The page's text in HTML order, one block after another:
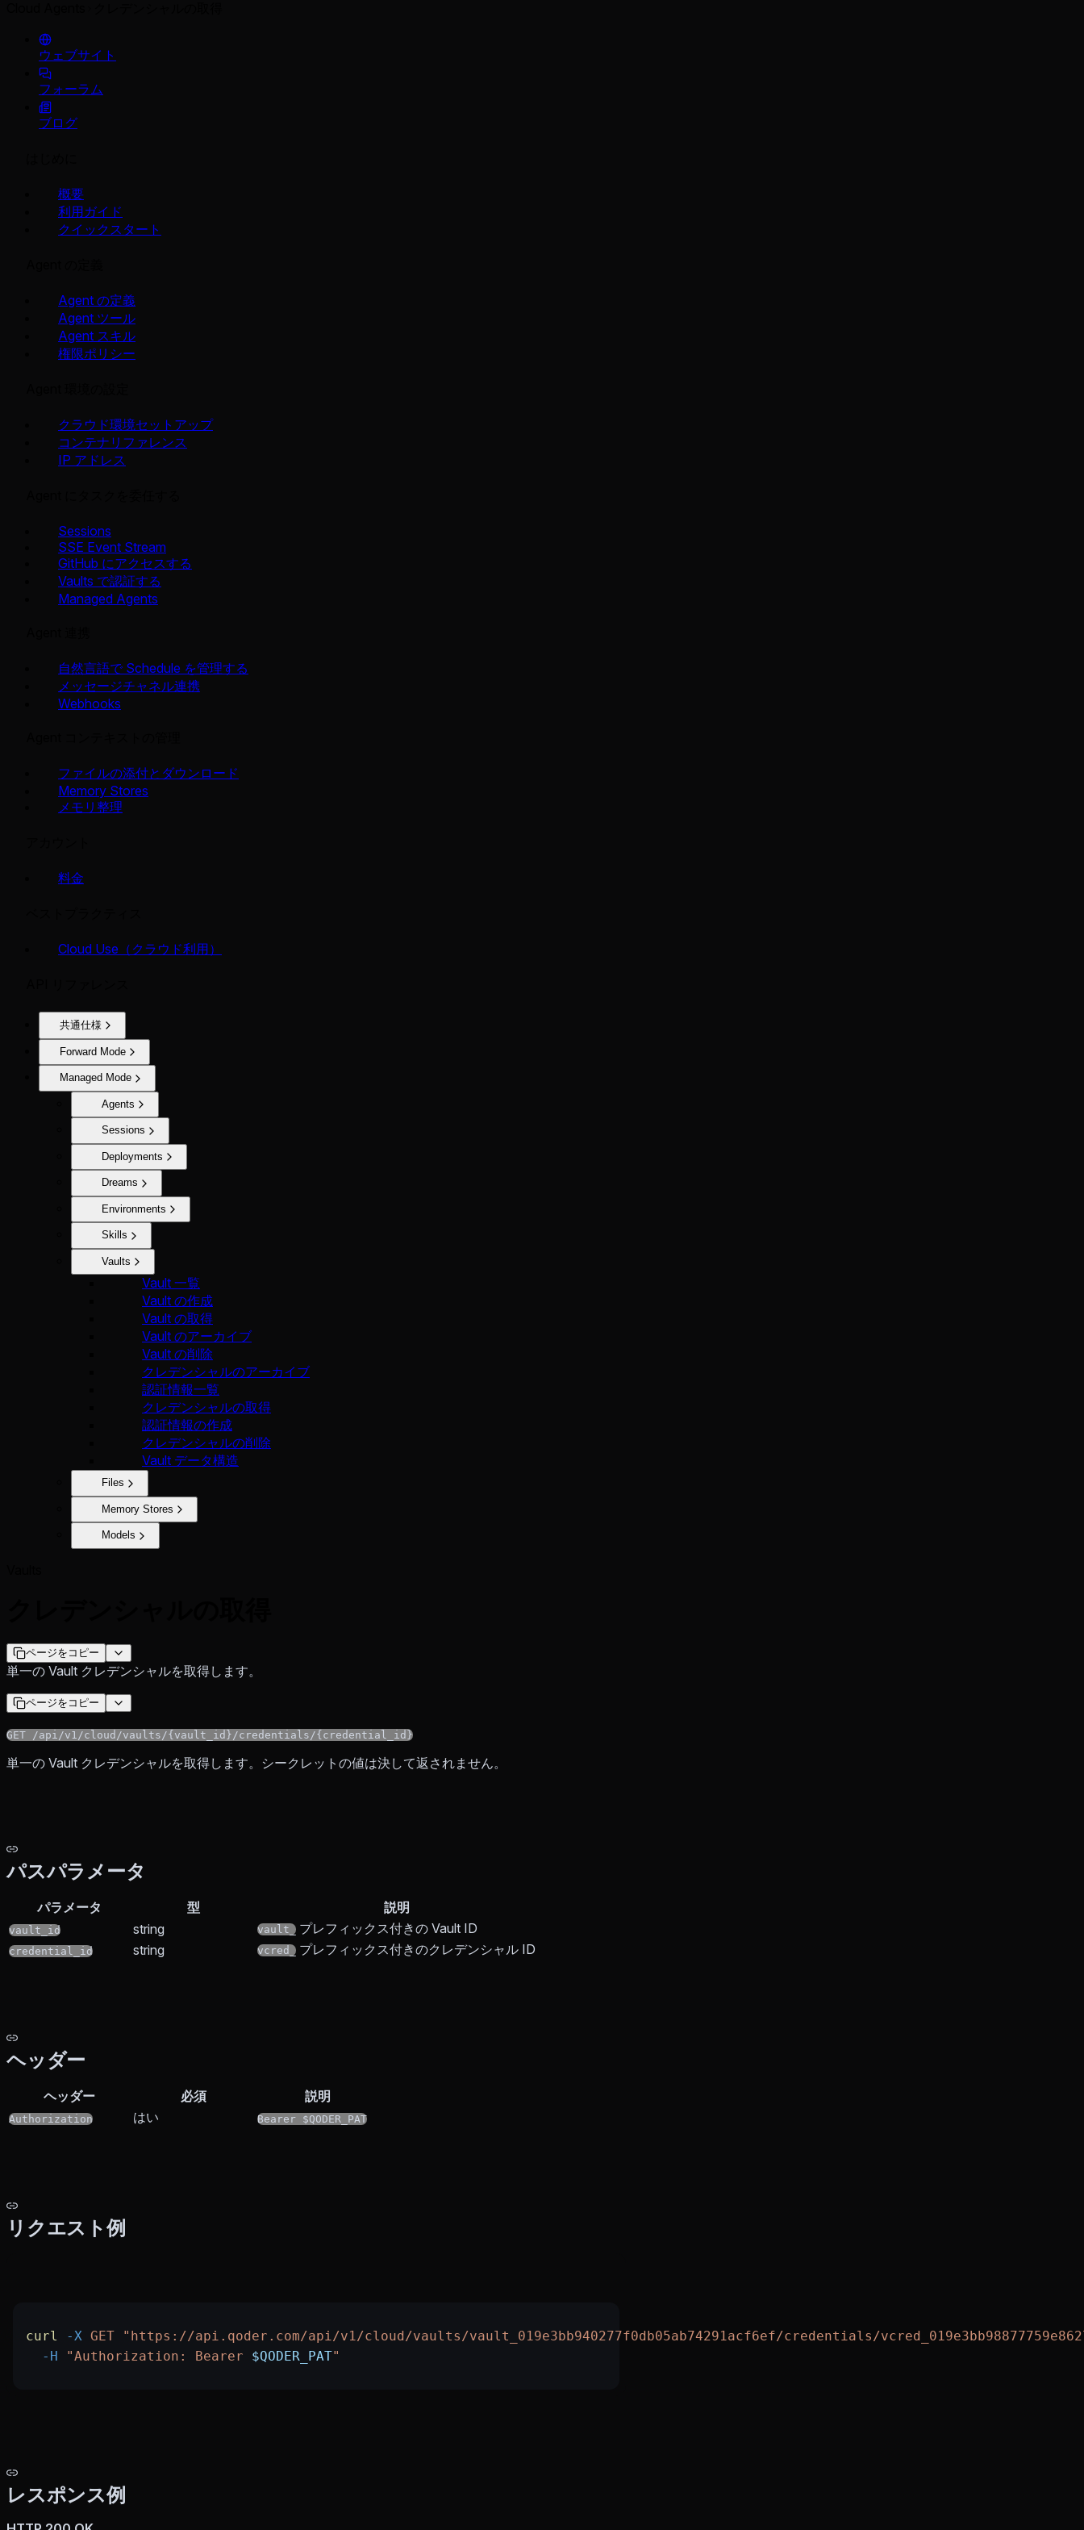
ウェブサイト
フォーラム
ブログ
概要
利用ガイド
クイックスタート
Agent の定義
Agent ツール
Agent スキル
権限ポリシー
クラウド環境セットアップ
コンテナリファレンス
IP アドレス
Sessions
SSE Event Stream
GitHub にアクセスする
Vaults で認証する
Managed Agents
自然言語で Schedule を管理する
メッセージチャネル連携
Webhooks
ファイルの添付とダウンロード
Memory Stores
メモリ整理
料金
Cloud Use（クラウド利用）
共通仕様
Forward Mode
Managed Mode
Agents
Sessions
Deployments
Dreams
Environments
Skills
Vaults
Vault 一覧
Vault の作成
Vault の取得
Vault のアーカイブ
Vault の削除
クレデンシャルのアーカイブ
認証情報一覧
クレデンシャルの取得
認証情報の作成
クレデンシャルの削除
Vault データ構造
Files
Memory Stores
Models
ページをコピー
単一の Vault クレデンシャルを取得します。
ページをコピー
GET /api/v1/cloud/vaults/{vault_id}/credentials/{credential_id}
単一の Vault クレデンシャルを取得します。シークレットの値は決して返されません。
パスパラメータ
パラメータ 型 説明
vault_id string vault_ プレフィックス付きの Vault ID
credential_id string vcred_ プレフィックス付きのクレデンシャル ID
ヘッダー
ヘッダー 必須 説明
Authorization はい Bearer $QODER_PAT
リクエスト例
curl -X GET "https://api.qoder.com/api/v1/cloud/vaults/vault_019e3bb940277f0db05ab74291acf6ef/credentials/
  -H
"Authorization: Bearer $QODER_PAT"
レスポンス例